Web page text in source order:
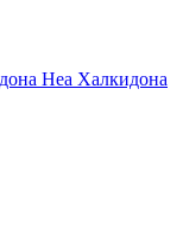
Неа Халкидона